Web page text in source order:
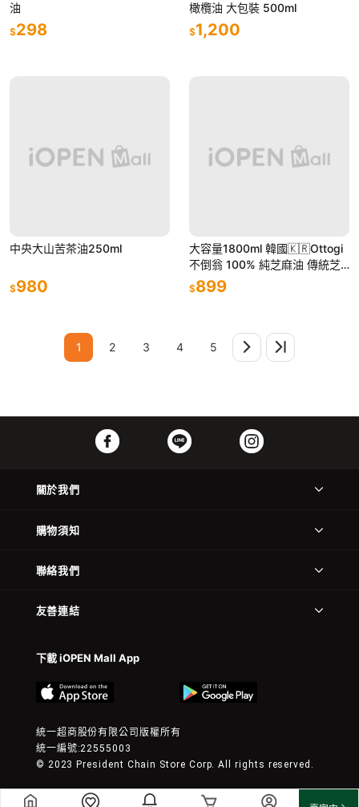
油
$298
橄欖油 大包裝 500ml
$1,200
中央大山苦茶油250ml
$980
大容量1800ml 韓國🇰🇷Ottogi
不倒翁 100% 純芝麻油 傳統芝
麻油1.8L 韓國芝麻油 麻油 純麻
油 香油
$899
1 2 3 4 5
關於我們
購物須知
聯絡我們
友善連結
下載 iOPEN Mall App
統一超商股份有限公司版權所有
統一編號:22555003
© 2023 President Chain Store Corp. All rights reserved.